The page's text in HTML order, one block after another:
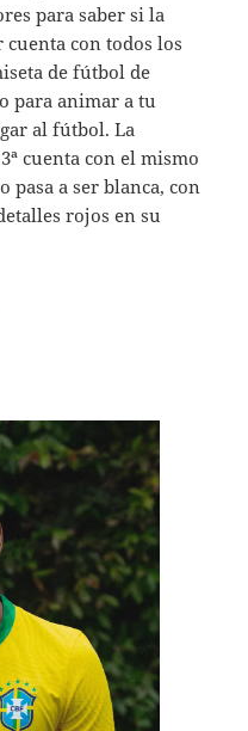
para saber si la
cuenta con todos los
de fútbol de
para animar a tu
al fútbol. La
cuenta con el mismo
pasa a ser blanca, con
rojos en su